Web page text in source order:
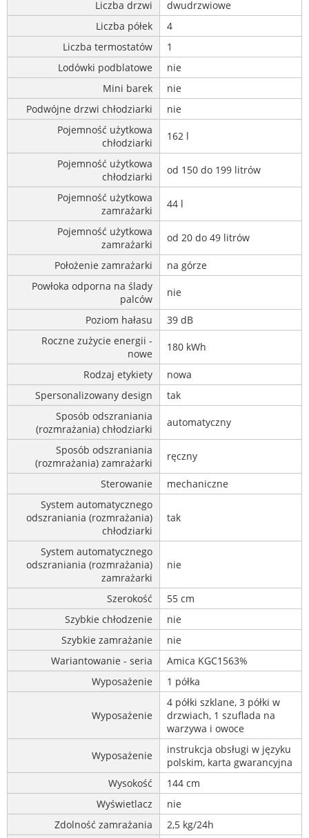
Liczba drzwi
dwudrzwiowe
Liczba półek
4
Liczba termostatów
1
Lodówki podblatowe
nie
Mini barek
nie
Podwójne drzwi chłodziarki
nie
Pojemność użytkowa
chłodziarki
162 l
Pojemność użytkowa
chłodziarki
od 150 do 199 litrów
Pojemność użytkowa
zamrażarki
44 l
Pojemność użytkowa
zamrażarki
od 20 do 49 litrów
Położenie zamrażarki
na górze
Powłoka odporna na ślady
palców
nie
Poziom hałasu
39 dB
Roczne zużycie energii -
nowe
180 kWh
Rodzaj etykiety
nowa
Spersonalizowany design
tak
Sposób odszraniania
(rozmrażania) chłodziarki
automatyczny
Sposób odszraniania
(rozmrażania) zamrażarki
ręczny
Sterowanie
mechaniczne
System automatycznego
odszraniania (rozmrażania)
chłodziarki
tak
System automatycznego
odszraniania (rozmrażania)
zamrażarki
nie
Szerokość
55 cm
Szybkie chłodzenie
nie
Szybkie zamrażanie
nie
Wariantowanie - seria
Amica KGC1563%
Wyposażenie
1 półka
Wyposażenie
4 półki szklane, 3 półki w
drzwiach, 1 szuflada na
warzywa i owoce
Wyposażenie
instrukcja obsługi w języku
polskim, karta gwarancyjna
Wysokość
144 cm
Wyświetlacz
nie
Zdolność zamrażania
2,5 kg/24h